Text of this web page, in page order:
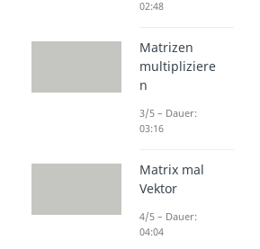
02:48
Matrizen
multipliziere
n
3/5 – Dauer:
03:16
Matrix mal
Vektor
4/5 – Dauer:
04:04